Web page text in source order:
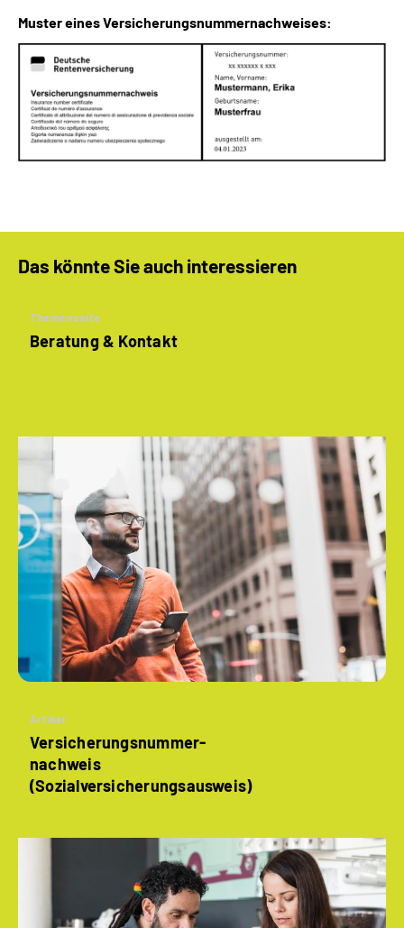
Muster eines Versicherungsnummernachweises:
Das könnte Sie auch interessieren
Themenseite
Beratung & Kontakt
Artikel
Versicherungsnummer­
nachweis
(Sozialversicherungs­ausweis)